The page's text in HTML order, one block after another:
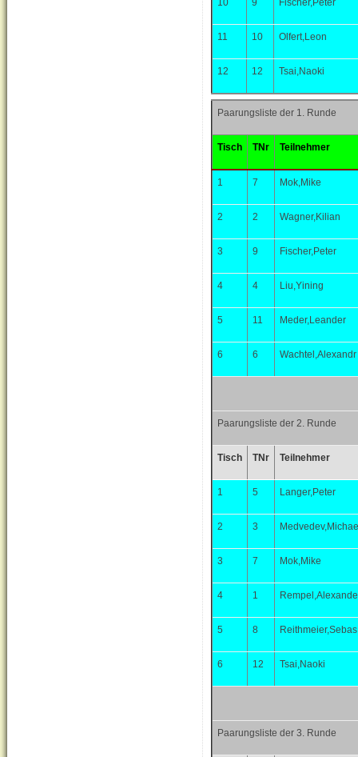
10 9 Fischer,Peter
11 10 Olfert,Leon
12 12 Tsai,Naoki
Paarungsliste der 1. Runde
Tisch TNr Teilnehmer
1 7 Mok,Mike
2 2 Wagner,Kilian
3 9 Fischer,Peter
4 4 Liu,Yining
5 11 Meder,Leander
6 6 Wachtel,Alexandr
Paarungsliste der 2. Runde
Tisch TNr Teilnehmer
1 5 Langer,Peter
2 3
3 7 Mok,Mike
4 1
5 8 Reithmeier,Sebas
6 12 Tsai,Naoki
Paarungsliste der 3. Runde